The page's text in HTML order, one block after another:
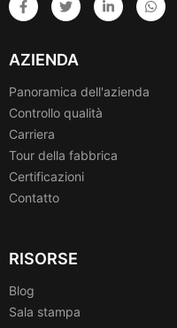
AZIENDA
Panoramica dell'azienda
Controllo qualità
Carriera
Tour della fabbrica
Certificazioni
Contatto
RISORSE
Blog
Sala stampa